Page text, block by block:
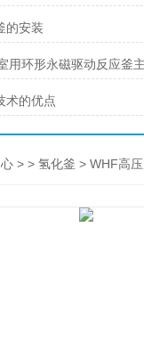
的安装
用环形永磁驱动反应釜
术的优点
> >氢化釜 > WHF高